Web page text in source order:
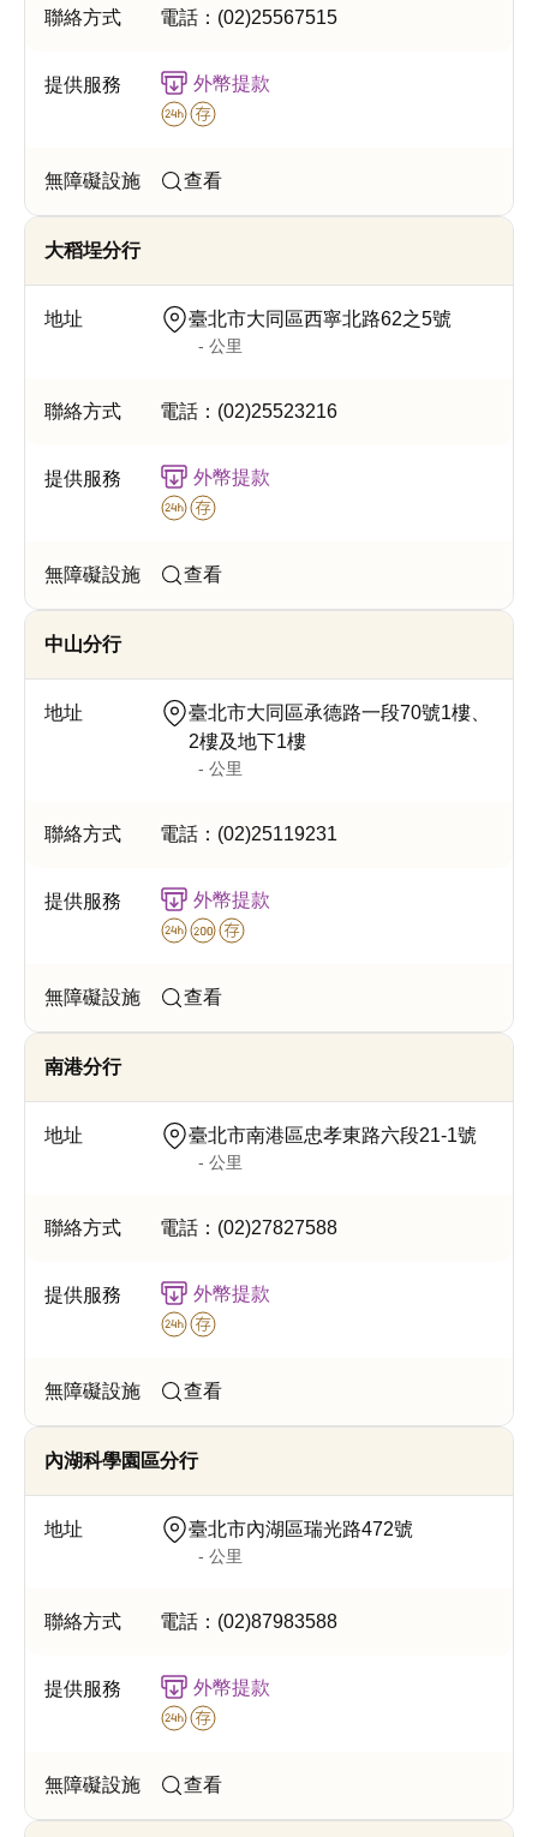
電話： (02)25567515
外幣提款
查看
大稻埕分行
臺北市大同區西寧北路62之5號
- 公里
電話： (02)25523216
外幣提款
查看
中山分行
臺北市大同區承德路一段70號1樓、
2樓及地下1樓
- 公里
電話： (02)25119231
外幣提款
查看
南港分行
臺北市南港區忠孝東路六段21-1號
- 公里
電話： (02)27827588
外幣提款
查看
內湖科學園區分行
臺北市內湖區瑞光路472號
- 公里
電話： (02)87983588
外幣提款
查看